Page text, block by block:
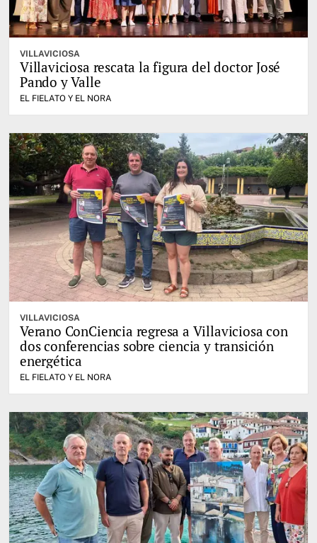
VILLAVICIOSA
Villaviciosa rescata la figura del doctor José
Pando y Valle
EL FIELATO Y EL NORA
VILLAVICIOSA
Verano ConCiencia regresa a Villaviciosa con
dos conferencias sobre ciencia y transición
energética
EL FIELATO Y EL NORA